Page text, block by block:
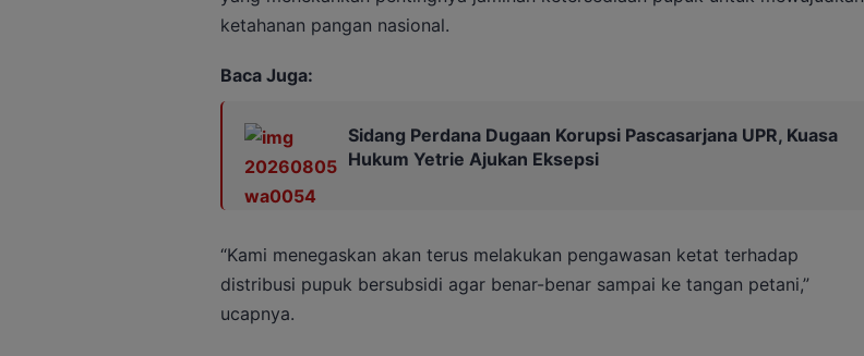
ketahanan pangan nasional.
Baca Juga:
Sidang Perdana Dugaan Korupsi Pascasarjana UPR, Kuasa
Hukum Yetrie Ajukan Eksepsi
“Kami menegaskan akan terus melakukan pengawasan ketat terhadap
distribusi pupuk bersubsidi agar benar-benar sampai ke tangan petani,”
ucapnya.